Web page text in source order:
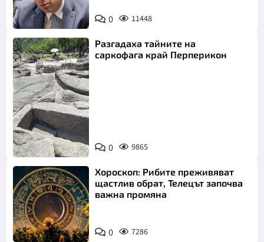
0 11448
Снимка:
Bulgaria ON
AIR
Разгадаха тайните на
саркофага край Перперикон
0 9865
Хороскоп: Рибите преживяват
щастлив обрат, Телецът започва
важна промяна
0 7286